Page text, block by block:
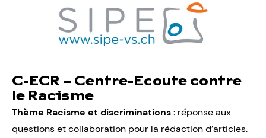
C-ECR – Centre-Ecoute contre
le Racisme
Thème Racisme et discriminations: réponse aux
questions et collaboration pour la rédaction d’articles.